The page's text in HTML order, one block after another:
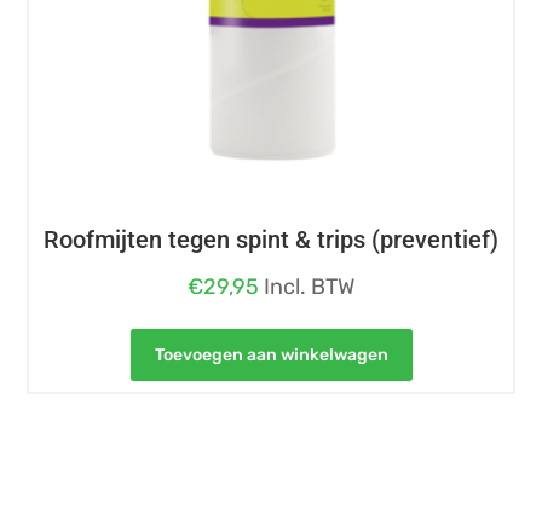
Roofmijten tegen spint & trips (preventief)
€29,95 Incl. BTW
Toevoegen aan winkelwagen